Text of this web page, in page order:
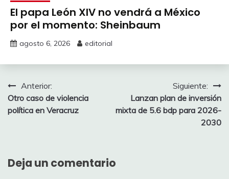
El papa León XIV no vendrá a México
por el momento: Sheinbaum
agosto 6, 2026 editorial
Navegación
de
Anterior:
Otro caso de violencia
política en Veracruz
Siguiente:
Lanzan plan de inversión
mixta de 5.6 bdp para 2026-
2030
Deja un comentario